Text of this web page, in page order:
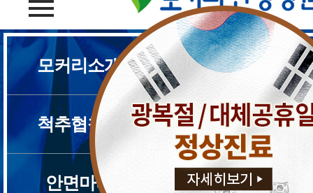
모커리소개 척추질환
척추협착증 디스크
안면마비 근감소증